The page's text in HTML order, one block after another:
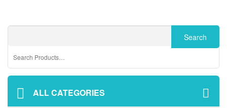
ALL CATEGORIES